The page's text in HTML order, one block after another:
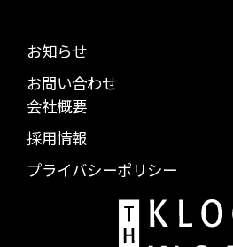
お知らせ
お問い合わせ
会社概要
採用情報
プライバシーポリシー